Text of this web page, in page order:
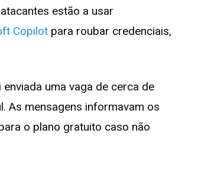
estão a usar
Copilot para roubar credenciais,
uma vaga de cerca de
As mensagens informavam os
o plano gratuito caso não